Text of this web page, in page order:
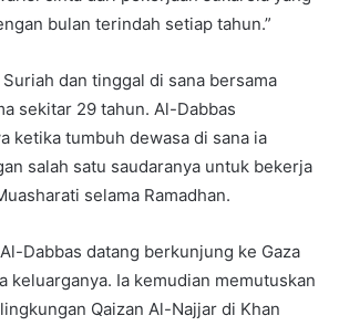
bulan terindah setiap tahun.”
dan tinggal di sana bersama
sekitar 29 tahun. Al-Dabbas
ketika tumbuh dewasa di sana ia
salah satu saudaranya untuk bekerja
selama Ramadhan.
Dabbas datang berkunjung ke Gaza
keluarganya. Ia kemudian memutuskan
Qaizan Al-Najjar di Khan